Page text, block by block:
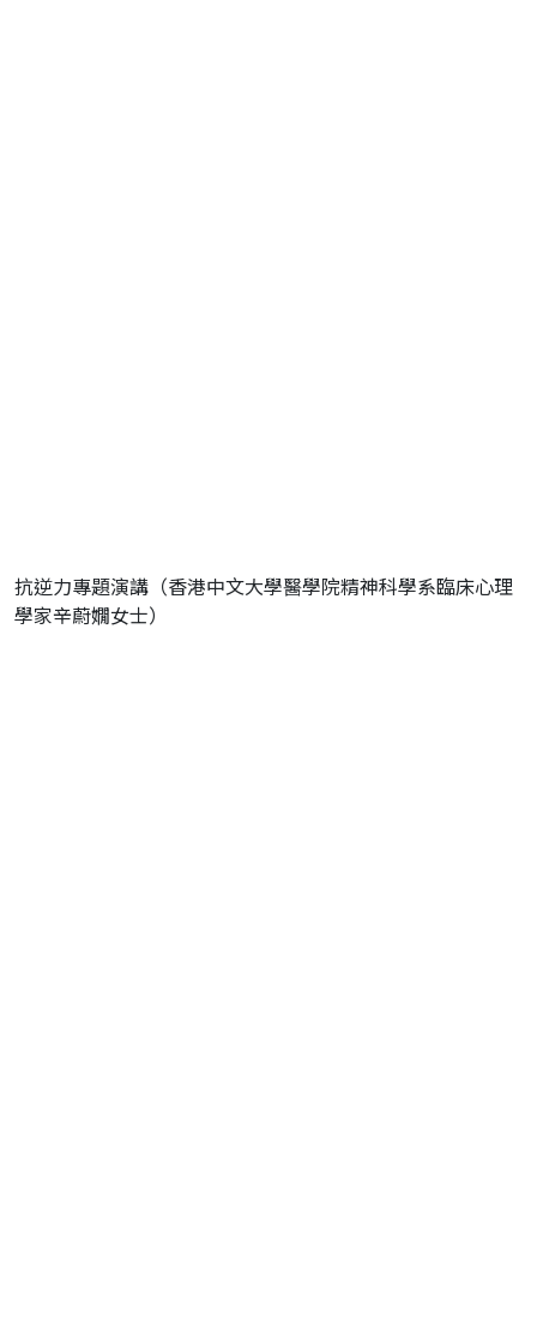
抗逆力專題演講（香港中文大學醫學院精神科學系臨床心理
學家辛蔚嫺女士）